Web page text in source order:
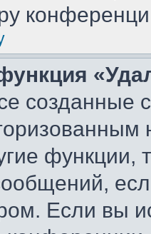
созданные
функции,
Если вы